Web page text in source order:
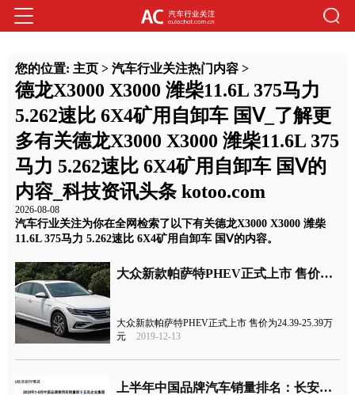
您的位置: 主页> 汽车行业关注热门内容>
德龙X3000 X3000 潍柴11.6L 375马力
5.262速比 6X4矿用自卸车 国Ⅴ_了解更
多有关德龙X3000 X3000 潍柴11.6L 375
马力 5.262速比 6X4矿用自卸车 国Ⅴ的
内容_科技资讯头条 kotoo.com
2026-08-08
汽车行业关注为你在全网检索了以下有关德龙X3000 X3000 潍柴
11.6L 375马力 5.262速比 6X4矿用自卸车 国Ⅴ的内容。
大众新款帕萨特PHEV正式上市 售价为24.39-25.39万元
大众新款帕萨特PHEV正式上市 售价为24.39-25.39万
元
2019-12-13
上半年中国品牌汽车销量排名：长安、一汽和潍柴实现同比增长